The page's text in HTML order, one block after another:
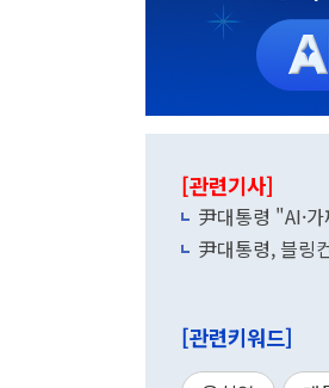
[관련기사]
尹대통령 "AI·
尹대통령, 블링
[관련키워드]